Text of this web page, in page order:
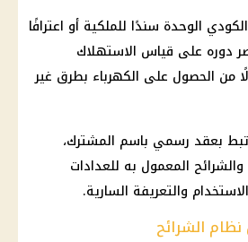
الوحدة سندًا للملكية أو اعترافًا
دوره على قياس الاستهلاك
من الحصول على الكهرباء بطرق غير
بعقد رسمي باسم المشترك،
المعمول به للعدادات
والتعريفة السارية.
الشرائح